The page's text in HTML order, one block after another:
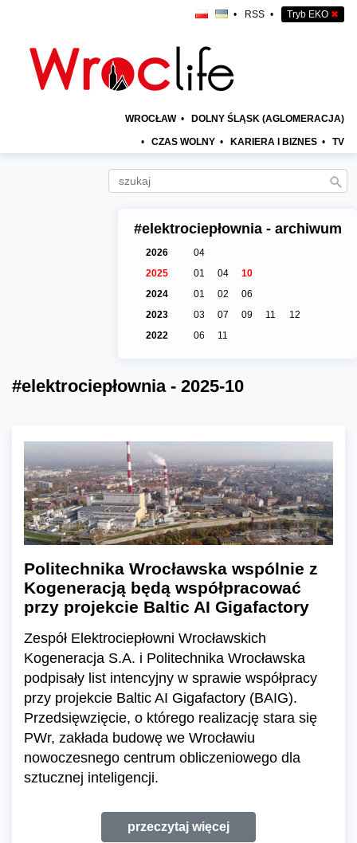
• RSS • Tryb EKO ✖
WROCŁAW • DOLNY ŚLĄSK (AGLOMERACJA)
• CZAS WOLNY • KARIERA I BIZNES • TV
#elektrociepłownia - archiwum
2026
04
2025
01 04
10
2024
01 02
06
2023
03 07 09 11
12
2022
06 11
#elektrociepłownia - 2025-10
Politechnika Wrocławska wspólnie z
Kogeneracją będą współpracować
przy projekcie Baltic AI Gigafactory
Zespół Elektrociepłowni Wrocławskich
Kogeneracja S.A. i Politechnika Wrocławska
podpisały list intencyjny w sprawie współpracy
przy projekcie Baltic AI Gigafactory (BAIG).
Przedsięwzięcie, o którego realizację stara się
PWr, zakłada budowę we Wrocławiu
nowoczesnego centrum obliczeniowego dla
sztucznej inteligencji.
przeczytaj więcej